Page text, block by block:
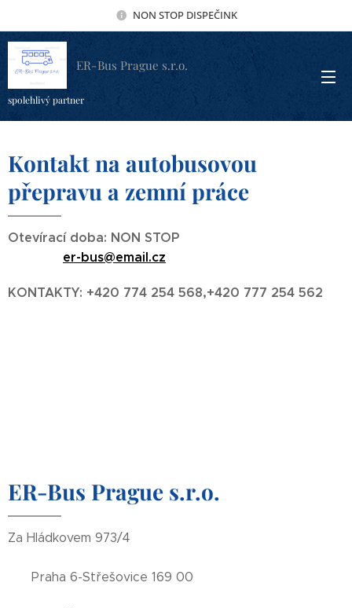
NON STOP DISPEČINK
ER-Bus Prague s.r.o.
spolehlivý partner
Kontakt na autobusovou
přepravu a zemní práce
Otevírací doba: NON STOP
er-bus@email.cz
KONTAKTY: +420 774 254 568,+420 777 254 562
ER-Bus Prague s.r.o.
Za Hládkovem 973/4
Praha 6-Střešovice 169 00